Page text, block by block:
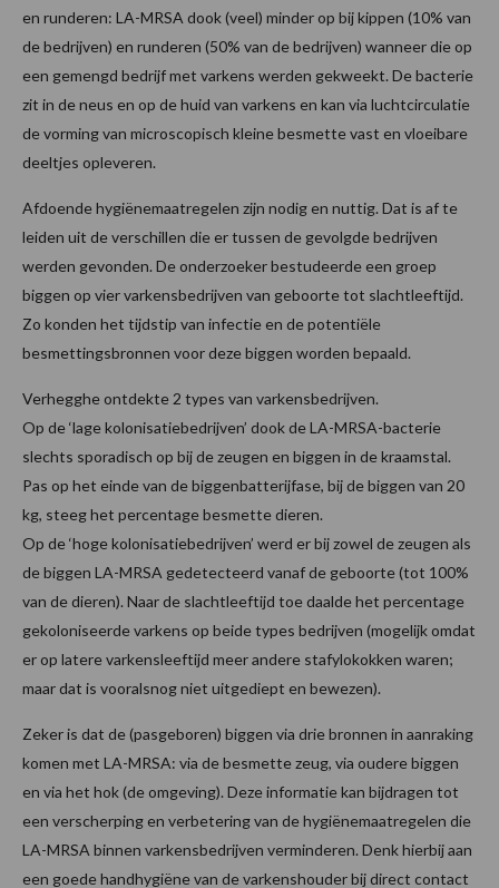
en runderen: LA-MRSA dook (veel) minder op bij kippen (10% van
de bedrijven) en runderen (50% van de bedrijven) wanneer die op
een gemengd bedrijf met varkens werden gekweekt. De bacterie
zit in de neus en op de huid van varkens en kan via luchtcirculatie
de vorming van microscopisch kleine besmette vast en vloeibare
deeltjes opleveren.
Afdoende hygiënemaatregelen zijn nodig en nuttig. Dat is af te
leiden uit de verschillen die er tussen de gevolgde bedrijven
werden gevonden. De onderzoeker bestudeerde een groep
biggen op vier varkensbedrijven van geboorte tot slachtleeftijd.
Zo konden het tijdstip van infectie en de potentiële
besmettingsbronnen voor deze biggen worden bepaald.
Verhegghe ontdekte 2 types van varkensbedrijven.
Op de ‘lage kolonisatiebedrijven’ dook de LA-MRSA-bacterie
slechts sporadisch op bij de zeugen en biggen in de kraamstal.
Pas op het einde van de biggenbatterijfase, bij de biggen van 20
kg, steeg het percentage besmette dieren.
Op de ‘hoge kolonisatiebedrijven’ werd er bij zowel de zeugen als
de biggen LA-MRSA gedetecteerd vanaf de geboorte (tot 100%
van de dieren). Naar de slachtleeftijd toe daalde het percentage
gekoloniseerde varkens op beide types bedrijven (mogelijk omdat
er op latere varkensleeftijd meer andere stafylokokken waren;
maar dat is vooralsnog niet uitgediept en bewezen).
Zeker is dat de (pasgeboren) biggen via drie bronnen in aanraking
komen met LA-MRSA: via de besmette zeug, via oudere biggen
en via het hok (de omgeving). Deze informatie kan bijdragen tot
een verscherping en verbetering van de hygiënemaatregelen die
LA-MRSA binnen varkensbedrijven verminderen. Denk hierbij aan
een goede handhygiëne van de varkenshouder bij direct contact